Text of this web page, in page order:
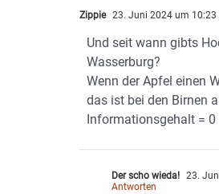
Zippie 23. Juni 2024 um 10:23
Und seit wann gibts
Wasserburg?
Wenn der Apfel einen
das ist bei den Birnen
Informationsgehalt = 0
Der scho wieda! 23.
Antworten